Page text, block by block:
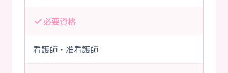
必要資格
看護師・准看護師